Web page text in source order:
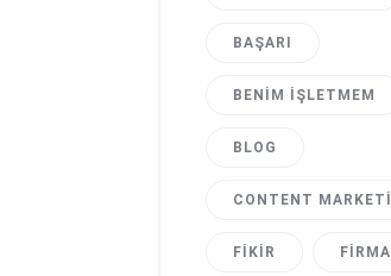
BAŞARI
BENIM İŞLETMEM
BLOG
CONTENT
FIKIR